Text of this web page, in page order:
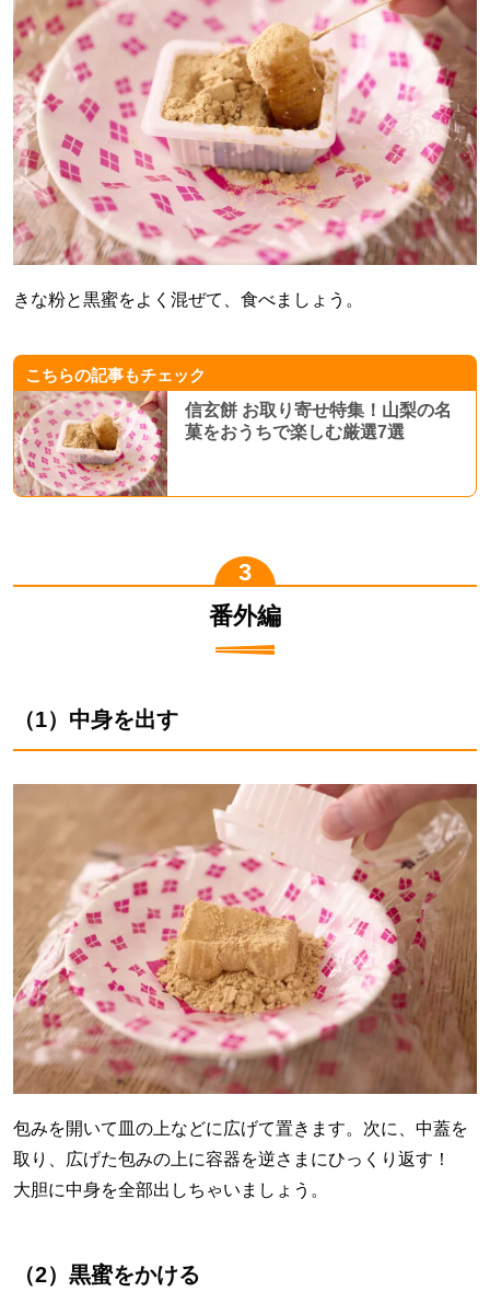
きな粉と黒蜜をよく混ぜて、食べましょう。
こちらの記事もチェック
信玄餅 お取り寄せ特集！山梨の名
菓をおうちで楽しむ厳選7選
番外編
（1）中身を出す
包みを開いて皿の上などに広げて置きます。次に、中蓋を
取り、広げた包みの上に容器を逆さまにひっくり返す！
大胆に中身を全部出しちゃいましょう。
（2）黒蜜をかける